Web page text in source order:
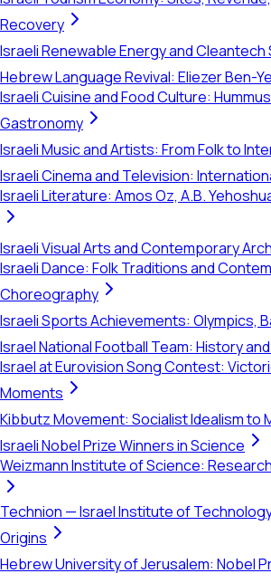
Recovery
Israeli Renewable Energy and
Hebrew Language Revival: Eliezer Ben-
Israeli Cuisine and Food Culture:
Gastronomy
Israeli Music and Artists: From Folk to
Israeli Cinema and Television:
Israeli Literature: Amos Oz, A.B.
Israeli Visual Arts and Contemporary
Israeli Dance: Folk Traditions and
Choreography
Israeli Sports Achievements: Olympics,
Israel National Football Team: History
Israel at Eurovision Song Contest:
Moments
Kibbutz Movement: Socialist Idealism to
Israeli Nobel Prize Winners in Science
Weizmann Institute of Science:
Technion — Israel Institute of
Origins
Hebrew University of Jerusalem: Nobel